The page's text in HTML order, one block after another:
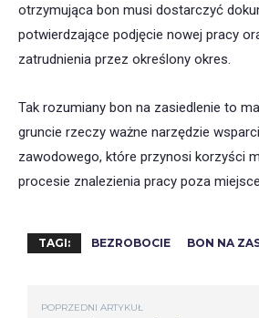
otrzymująca bon musi dostarczyć
potwierdzające podjęcie nowej pracy
zatrudnienia przez określony okres.
Tak rozumiany bon na zasiedlenie to
gruncie rzeczy ważne narzędzie
zawodowego, które przynosi korzyści
procesie znalezienia pracy poza
TAGI: BEZROBOCIE BON NA
POPRZEDNI ARTYKUŁ